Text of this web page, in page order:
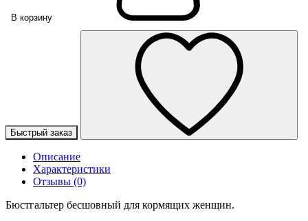
В корзину
Быстрый заказ
Описание
Характеристики
Отзывы (0)
Бюстгальтер бесшовный для кормящих женщин.